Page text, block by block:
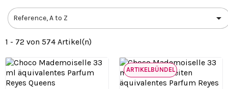
Reference, A to Z 
1 - 72 von 574 Artikel(n)
ARTIKELBÜNDEL